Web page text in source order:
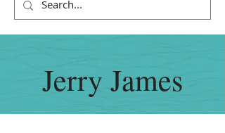
Jerry James